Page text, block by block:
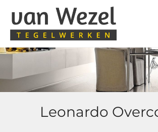
Leonardo